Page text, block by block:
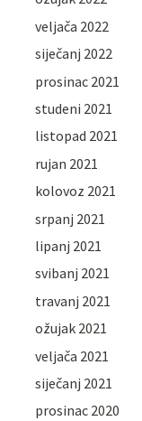
veljača 2022
siječanj 2022
prosinac 2021
studeni 2021
listopad 2021
rujan 2021
kolovoz 2021
srpanj 2021
lipanj 2021
svibanj 2021
travanj 2021
ožujak 2021
veljača 2021
siječanj 2021
prosinac 2020